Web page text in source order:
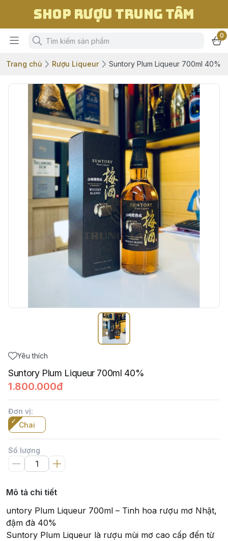
Shop Rượu Trung Tâm
0
Trang chủ Rượu Liqueur Suntory Plum Liqueur 700ml 40%
Yêu thích
Suntory Plum Liqueur 700ml 40%
1.800.000đ
Đơn vị:
Chai
Số lượng
Mô tả chi tiết
untory Plum Liqueur 700ml – Tinh hoa rượu mơ Nhật,
đậm đà 40%
Suntory Plum Liqueur là rượu mùi mơ cao cấp đến từ